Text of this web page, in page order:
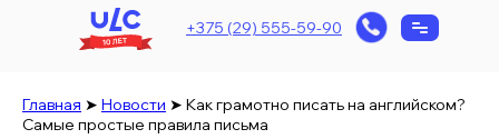
+375 (29) 555-59-90
Главная ➤ Новости ➤ Как грамотно писать на английском?
Самые простые правила письма